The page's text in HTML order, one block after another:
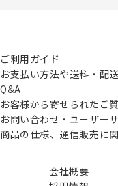
ご利用ガイド
お支払い方法や送料・配
Q&A
お客様から寄せられたご
お問い合わせ・ユーザー
商品の仕様、通信販売に
会社概要